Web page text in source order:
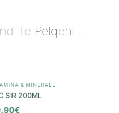
Të Pëlqeni...
& MINERALE
SIR 200ML
€